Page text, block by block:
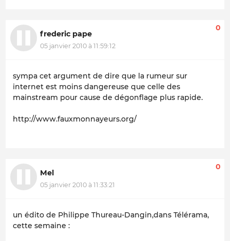
frederic pape
05 janvier 2010 à 11:59:12
0
sympa cet argument de dire que la rumeur sur
internet est moins dangereuse que celle des
mainstream pour cause de dégonflage plus rapide.
http://www.fauxmonnayeurs.org/
Mel
05 janvier 2010 à 11:33:21
0
un édito de Philippe Thureau-Dangin,dans Télérama,
cette semaine :